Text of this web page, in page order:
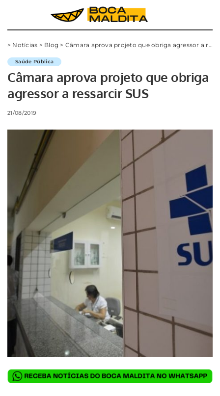
> Notícias > Blog > Câmara aprova projeto que obriga agressor a ressarcir SUS
Saúde Pública
Câmara aprova projeto que obriga
agressor a ressarcir SUS
21/08/2019